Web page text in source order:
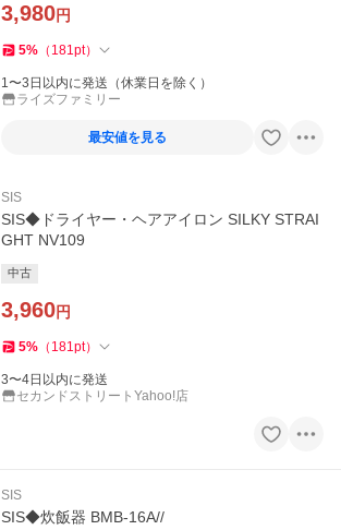
3,980円
5% （ 181pt）
1〜3日以内に発送（休業日を除く）
ライズファミリー
最安値を見る
SIS
SIS◆ドライヤー・ヘアアイロン SILKY STRAI
GHT NV109
中古
3,960円
5% （ 181pt）
3〜4日以内に発送
セカンドストリートYahoo!店
SIS
SIS◆炊飯器 BMB-16A//